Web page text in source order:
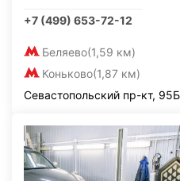
+7 (499) 653-72-12
Беляево(1,59 км)
Коньково(1,87 км)
Севастопольский пр-кт, 95Б